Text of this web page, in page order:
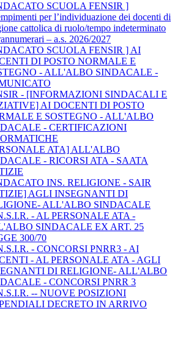
SCUOLA FENSIR ]
per l’individuazione dei docenti di
cattolica di ruolo/tempo indeterminato
– a.s. 2026/2027
SCUOLA FENSIR ] AI
DI POSTO NORMALE E
- ALL'ALBO SINDACALE -
- [INFORMAZIONI SINDACALI E
AI DOCENTI DI POSTO
E SOSTEGNO - ALL'ALBO
- CERTIFICAZIONI
ATA] ALL'ALBO
- RICORSI ATA - SAATA
INS. RELIGIONE - SAIR
AGLI INSEGNANTI DI
ALL'ALBO SINDACALE
- AL PERSONALE ATA -
SINDACALE EX ART. 25
300/70
- CONCORSI PNRR3 - AI
- AL PERSONALE ATA - AGLI
DI RELIGIONE- ALL'ALBO
- CONCORSI PNRR 3
-- NUOVE POSIZIONI
DECRETO IN ARRIVO